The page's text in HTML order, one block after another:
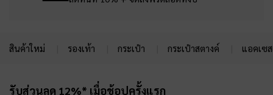
สินค้าใหม่ รองเท้า กระเป๋า กระเป๋าสตางค์ แอคเซ
รับส่วนลด 12%* เมื่อช้อปครั้งแรก